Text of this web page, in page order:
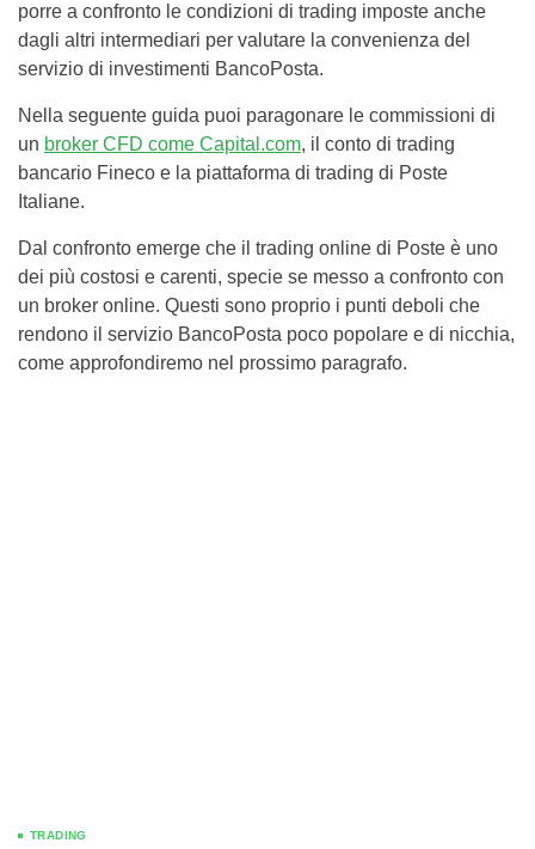
porre a confronto le condizioni di trading imposte anche
dagli altri intermediari per valutare la convenienza del
servizio di investimenti BancoPosta.
Nella seguente guida puoi paragonare le commissioni di
un broker CFD come Capital.com, il conto di trading
bancario Fineco e la piattaforma di trading di Poste
Italiane.
Dal confronto emerge che il trading online di Poste è uno
dei più costosi e carenti, specie se messo a confronto con
un broker online. Questi sono proprio i punti deboli che
rendono il servizio BancoPosta poco popolare e di nicchia,
come approfondiremo nel prossimo paragrafo.
TRADING